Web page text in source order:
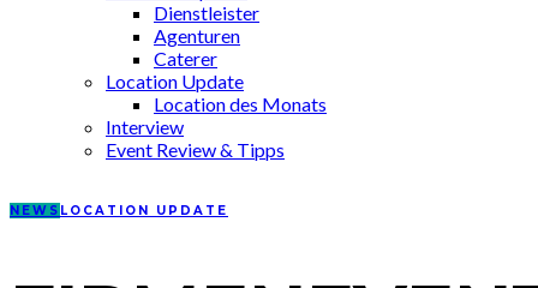
Dienstleister
Agenturen
Caterer
Location Update
Location des Monats
Interview
Event Review & Tipps
NEWS LOCATION UPDATE